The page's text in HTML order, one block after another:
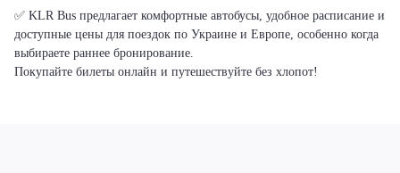
✅ KLR Bus предлагает комфортные автобусы, удобное расписание и
доступные цены для поездок по Украине и Европе, особенно когда
выбираете раннее бронирование.
Покупайте билеты онлайн и путешествуйте без хлопот!